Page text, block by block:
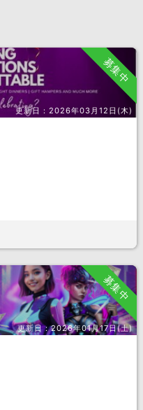
募集中
更新日：2026年03月12日(木)
募集中
更新日：2026年01月17日(土)